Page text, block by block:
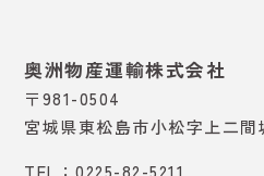
奥洲物産運輸株式会社
〒981-0504
宮城県東松島市小松字上二間
TEL：0225-82-5211